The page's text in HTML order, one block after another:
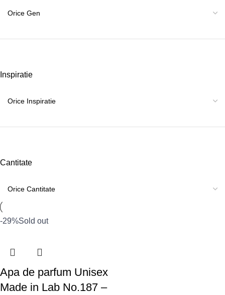
Inspiratie
Cantitate
-29%Sold out
Apa de parfum Unisex
Made in Lab No.187 –